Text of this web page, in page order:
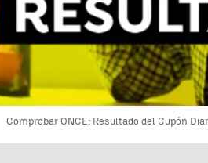
Comprobar ONCE: Resultado del Cupón